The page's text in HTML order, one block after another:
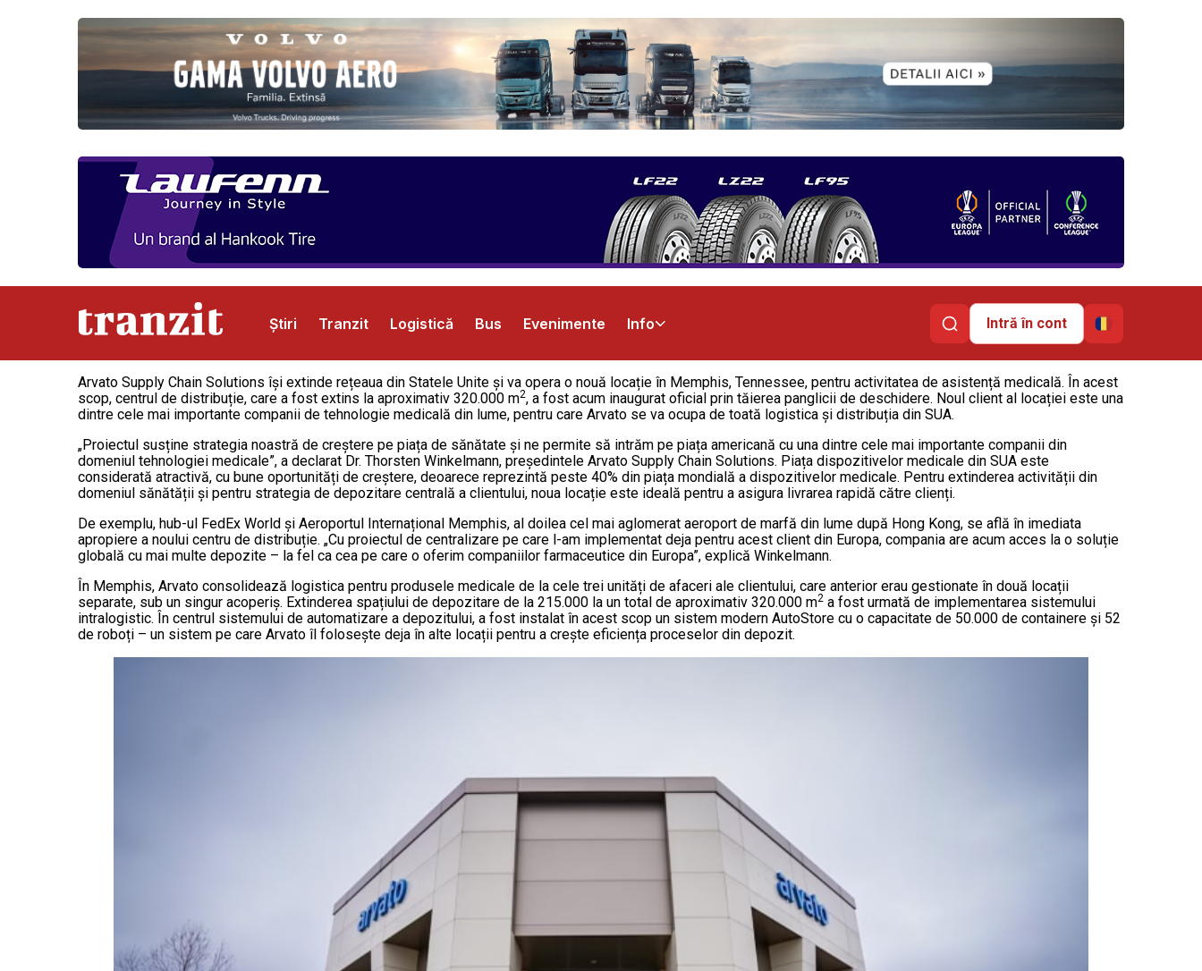
Știri Tranzit Logistică Bus Evenimente Info
Abonamente Publicitate Contact
Intră în cont
Arvato Supply Chain Solutions își extinde rețeaua din Statele Unite și va opera o nouă locație în Memphis, Tennessee, pentru activitatea de asistență medicală. În acest
scop, centrul de distribuție, care a fost extins la aproximativ 320.000 m2, a fost acum inaugurat oficial prin tăierea panglicii de deschidere. Noul client al locației este una
dintre cele mai importante companii de tehnologie medicală din lume, pentru care Arvato se va ocupa de toată logistica și distribuția din SUA.
„Proiectul susține strategia noastră de creștere pe piața de sănătate și ne permite să intrăm pe piața americană cu una dintre cele mai importante companii din
domeniul tehnologiei medicale”, a declarat Dr. Thorsten Winkelmann, președintele Arvato Supply Chain Solutions. Piața dispozitivelor medicale din SUA este
considerată atractivă, cu bune oportunități de creștere, deoarece reprezintă peste 40% din piața mondială a dispozitivelor medicale. Pentru extinderea activității din
domeniul sănătății și pentru strategia de depozitare centrală a clientului, noua locație este ideală pentru a asigura livrarea rapidă către clienți.
De exemplu, hub-ul FedEx World și Aeroportul Internațional Memphis, al doilea cel mai aglomerat aeroport de marfă din lume după Hong Kong, se află în imediata
apropiere a noului centru de distribuție. „Cu proiectul de centralizare pe care l-am implementat deja pentru acest client din Europa, compania are acum acces la o soluție
globală cu mai multe depozite – la fel ca cea pe care o oferim companiilor farmaceutice din Europa”, explică Winkelmann.
În Memphis, Arvato consolidează logistica pentru produsele medicale de la cele trei unități de afaceri ale clientului, care anterior erau gestionate în două locații
separate, sub un singur acoperiș. Extinderea spațiului de depozitare de la 215.000 la un total de aproximativ 320.000 m2 a fost urmată de implementarea sistemului
intralogistic. În centrul sistemului de automatizare a depozitului, a fost instalat în acest scop un sistem modern AutoStore cu o capacitate de 50.000 de containere și 52
de roboți – un sistem pe care Arvato îl folosește deja în alte locații pentru a crește eficiența proceselor din depozit.